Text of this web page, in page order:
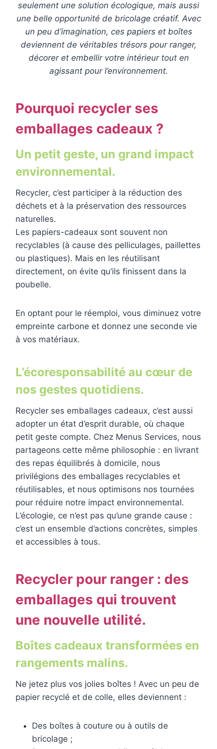
seulement une solution écologique, mais aussi
une belle opportunité de bricolage créatif. Avec
un peu d’imagination, ces papiers et boîtes
deviennent de véritables trésors pour ranger,
décorer et embellir votre intérieur tout en
agissant pour l’environnement.
Pourquoi recycler ses
emballages cadeaux ?
Un petit geste, un grand impact
environnemental.
Recycler, c’est participer à la réduction des
déchets et à la préservation des ressources
naturelles.
Les papiers-cadeaux sont souvent non
recyclables (à cause des pelliculages, paillettes
ou plastiques). Mais en les réutilisant
directement, on évite qu’ils finissent dans la
poubelle.
En optant pour le réemploi, vous diminuez votre
empreinte carbone et donnez une seconde vie
à vos matériaux.
L’écoresponsabilité au cœur de
nos gestes quotidiens.
Recycler ses emballages cadeaux, c’est aussi
adopter un état d’esprit durable, où chaque
petit geste compte. Chez Menus Services, nous
partageons cette même philosophie : en livrant
des repas équilibrés à domicile, nous
privilégions des emballages recyclables et
réutilisables, et nous optimisons nos tournées
pour réduire notre impact environnemental.
L’écologie, ce n’est pas qu’une grande cause :
c’est un ensemble d’actions concrètes, simples
et accessibles à tous.
Recycler pour ranger : des
emballages qui trouvent
une nouvelle utilité.
Boîtes cadeaux transformées en
rangements malins.
Ne jetez plus vos jolies boîtes ! Avec un peu de
papier recyclé et de colle, elles deviennent :
Des boîtes à couture ou à outils de
bricolage ;